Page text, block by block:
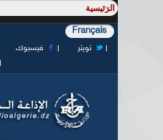
Français
فيسبوك
تويتر